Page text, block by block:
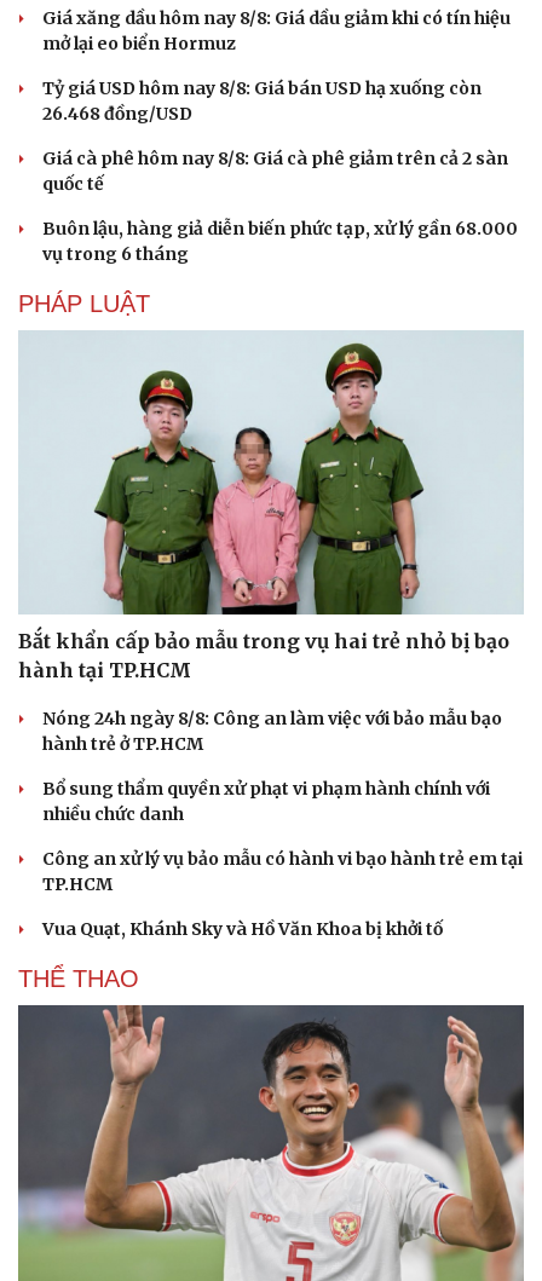
Giá xăng dầu hôm nay 8/8: Giá dầu giảm khi có tín hiệu
mở lại eo biển Hormuz
Tỷ giá USD hôm nay 8/8: Giá bán USD hạ xuống còn
26.468 đồng/USD
Giá cà phê hôm nay 8/8: Giá cà phê giảm trên cả 2 sàn
quốc tế
Buôn lậu, hàng giả diễn biến phức tạp, xử lý gần 68.000
vụ trong 6 tháng
PHÁP LUẬT
Bắt khẩn cấp bảo mẫu trong vụ hai trẻ nhỏ bị bạo
hành tại TP.HCM
Nóng 24h ngày 8/8: Công an làm việc với bảo mẫu bạo
hành trẻ ở TP.HCM
Bổ sung thẩm quyền xử phạt vi phạm hành chính với
nhiều chức danh
Công an xử lý vụ bảo mẫu có hành vi bạo hành trẻ em tại
TP.HCM
Vua Quạt, Khánh Sky và Hồ Văn Khoa bị khởi tố
THỂ THAO